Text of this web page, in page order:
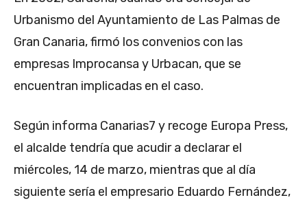
Urbanismo del Ayuntamiento de Las Palmas de
Gran Canaria, firmó los convenios con las
empresas Improcansa y Urbacan, que se
encuentran implicadas en el caso.
Según informa Canarias7 y recoge Europa Press,
el alcalde tendría que acudir a declarar el
miércoles, 14 de marzo, mientras que al día
siguiente sería el empresario Eduardo Fernández,